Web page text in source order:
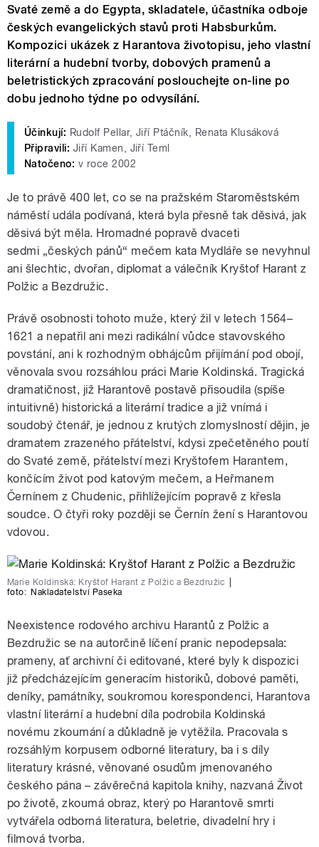
Svaté země a do Egypta, skladatele, účastníka odboje
českých evangelických stavů proti Habsburkům.
Kompozici ukázek z Harantova životopisu, jeho vlastní
literární a hudební tvorby, dobových pramenů a
beletristických zpracování poslouchejte on-line po
dobu jednoho týdne po odvysílání.
Účinkují: Rudolf Pellar, Jiří Ptáčník, Renata Klusáková
Připravili: Jiří Kamen, Jiří Teml
Natočeno: v roce 2002
Je to právě 400 let, co se na pražském Staroměstském
náměstí udála podívaná, která byla přesně tak děsivá, jak
děsivá být měla. Hromadné popravě dvaceti
sedmi „českých pánů“ mečem kata Mydlářese nevyhnul
ani šlechtic, dvořan, diplomat a válečník Kryštof Harant z
Polžic a Bezdružic.
Právě osobnosti tohoto muže, který žil v letech 1564–
1621 a nepatřil ani mezi radikální vůdce stavovského
povstání, ani k rozhodným obhájcům přijímání pod obojí,
věnovala svou rozsáhlou práci Marie Koldinská. Tragická
dramatičnost, již Harantově postavě přisoudila (spíše
intuitivně) historická a literární tradice a již vnímá i
soudobý čtenář, je jednou z krutých zlomyslností dějin, je
dramatem zrazeného přátelství, kdysi zpečetěného poutí
do Svaté země, přátelství mezi Kryštofem Harantem,
končícím život pod katovým mečem, a Heřmanem
Černínem z Chudenic, přihlížejícím popravě z křesla
soudce. O čtyři roky později se Černín žení s Harantovou
vdovou.
Marie Koldinská: Kryštof Harant z Polžic a Bezdružic
foto: Nakladatelství Paseka
Neexistence rodového archivu Harantů z Polžic a
Bezdružic se na autorčině líčení pranic nepodepsala:
prameny, ať archivní či editované, které byly k dispozici
již předcházejícím generacím historiků, dobové paměti,
deníky, památníky, soukromou korespondenci, Harantova
vlastní literární a hudební díla podrobila Koldinská
novému zkoumání a důkladně je vytěžila. Pracovala s
rozsáhlým korpusem odborné literatury, ba i s díly
literatury krásné, věnované osudům jmenovaného
českého pána – závěrečná kapitola knihy, nazvaná Život
po životě, zkoumá obraz, který po Harantově smrti
vytvářela odborná literatura, beletrie, divadelní hry i
filmová tvorba.